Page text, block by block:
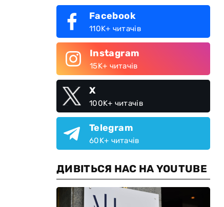
Facebook
110K+ читачів
Instagram
15K+ читачів
X
100K+ читачів
Telegram
60K+ читачів
ДИВІТЬСЯ НАС НА YOUTUBE